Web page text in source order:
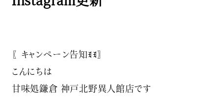
〖キャンペーン告知ꉂꉂ〗
こんにちは️
甘味処鎌倉 神戸北野異人館店です